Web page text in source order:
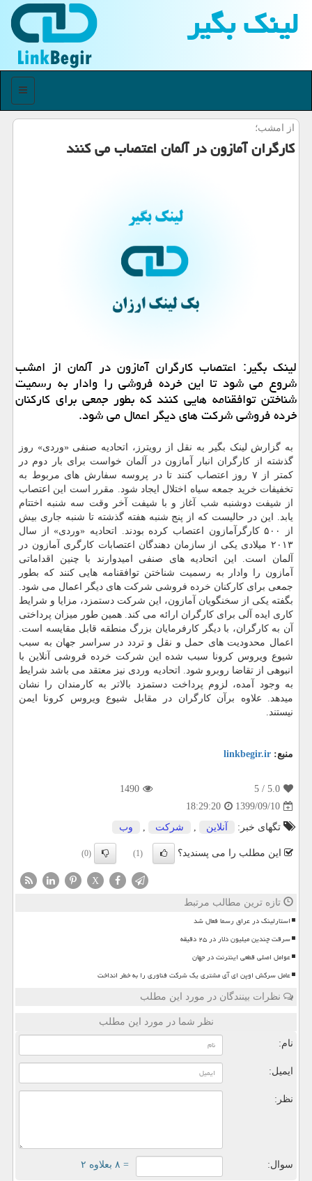
لینك بگیر
منو
از امشب؛
كارگران آمازون در آلمان اعتصاب می كنند
لینك بگیر: اعتصاب كارگران آمازون در آلمان از امشب
شروع می شود تا این خرده فروشی را وادار به رسمیت
شناختن توافقنامه هایی كنند كه بطور جمعی برای كاركنان
خرده فروشی شركت های دیگر اعمال می شود.
به گزارش لینک بگیر به نقل از رویترز، اتحادیه صنفی «وردی» روز
گذشته از کارگران انبار آمازون در آلمان خواست برای بار دوم در
کمتر از ۷ روز اعتصاب کنند تا در پروسه سفارش های مربوط به
تخفیفات خرید جمعه سیاه اختلال ایجاد شود. مقرر است این اعتصاب
از شیفت دوشنبه شب آغاز و با شیفت آخر وقت سه شنبه اختتام
یابد. این در حالیست که از پنج شنبه هفته گذشته تا شنبه جاری بیش
از ۵۰۰ کارگرآمازون اعتصاب کرده بودند. اتحادیه «وردی» از سال
۲۰۱۳ میلادی یکی از سازمان دهندگان اعتصابات کارگری آمازون در
آلمان است. این اتحادیه های صنفی امیدوارند با چنین اقداماتی
آمازون را وادار به رسمیت شناختن توافقنامه هایی کنند که بطور
جمعی برای کارکنان خرده فروشی شرکت های دیگر اعمال می شود.
بگفته یکی از سخنگویان آمازون، این شرکت دستمزد، مزایا و شرایط
کاری ایده آلی برای کارگران ارائه می کند. همین طور میزان پرداختی
آن به کارگران، با دیگر کارفرمایان بزرگ منطقه قابل مقایسه است.
اعمال محدودیت های حمل و نقل و تردد در سراسر جهان به سبب
شیوع ویروس کرونا سبب شده این شرکت خرده فروشی آنلاین با
انبوهی از تقاضا روبرو شود. اتحادیه وردی نیز معتقد می باشد شرایط
به وجود آمده، لزوم پرداخت دستمزد بالاتر به کارمندان را نشان
میدهد. علاوه برآن کارگران در مقابل شیوع ویروس کرونا ایمن
نیستند.
منبع: linkbegir.ir
5.0
/ 5
1490
1399/09/10
18:29:20
تگهای خبر:
آنلاین , شركت , وب
این مطلب را می پسندید؟ (1)
(0)
X
تازه ترین مطالب مرتبط
استارلینک در عراق رسما فعال شد
سرقت چندین میلیون دلار در ۲۵ دقیقه
عوامل اصلی قطعی اینترنت در جهان
عامل سرکش اوپن ای آی مشتری یک شرکت فناوری را به خطر انداخت
نظرات بینندگان در مورد این مطلب
نظر شما در مورد این مطلب
نام:
ایمیل:
نظر:
سوال: = ۸ بعلاوه ۲